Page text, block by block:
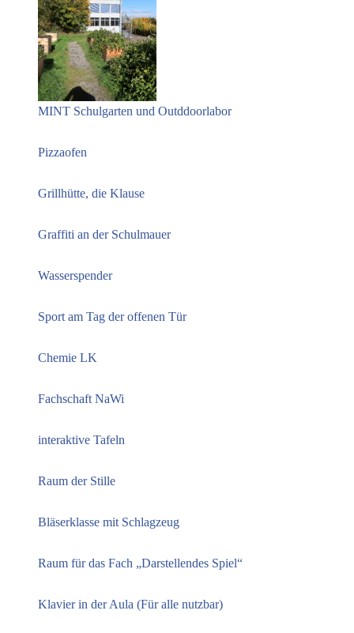
MINT Schulgarten und Outddoorlabor
Pizzaofen
Grillhütte, die Klause
Graffiti an der Schulmauer
Wasserspender
Sport am Tag der offenen Tür
Chemie LK
Fachschaft NaWi
interaktive Tafeln
Raum der Stille
Bläserklasse mit Schlagzeug
Raum für das Fach „Darstellendes Spiel“
Klavier in der Aula (Für alle nutzbar)